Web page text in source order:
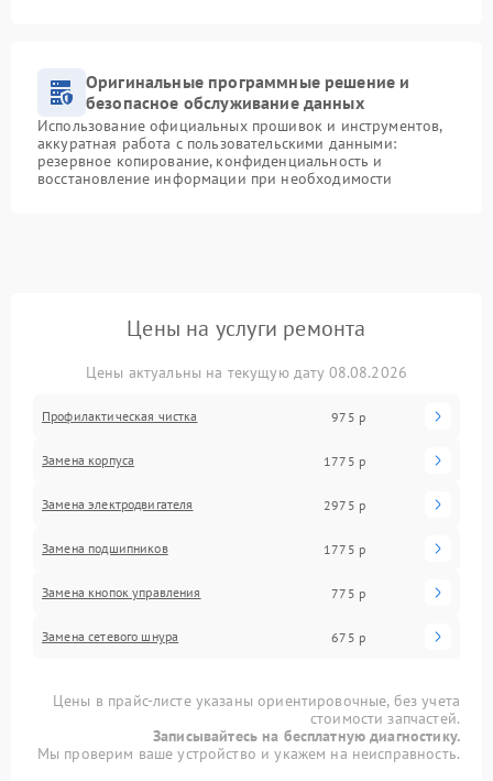
Оригинальные программные решение и
безопасное обслуживание данных
Использование официальных прошивок и инструментов,
аккуратная работа с пользовательскими данными:
резервное копирование, конфиденциальность и
восстановление информации при необходимости
Цены на услуги ремонта
Цены актуальны на текущую дату 08.08.2026
Профилактическая чистка 975 р
Замена корпуса 1775 р
Замена электродвигателя 2975 р
Замена подшипников 1775 р
Замена кнопок управления 775 р
Замена сетевого шнура 675 р
Цены в прайс-листе указаны ориентировочные, без учета
стоимости запчастей.
Записывайтесь на бесплатную диагностику.
Мы проверим ваше устройство и укажем на неисправность.